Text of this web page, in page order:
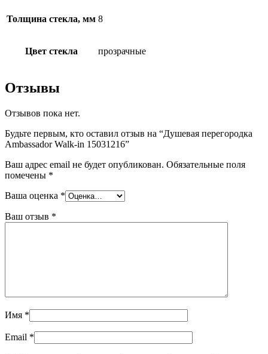
Толщина стекла, мм 8
Цвет стекла прозрачные
Отзывы
Отзывов пока нет.
Будьте первым, кто оставил отзыв на “Душевая перегородка
Ambassador Walk-in 15031216”
Ваш адрес email не будет опубликован. Обязательные поля
помечены *
Ваша оценка *
Ваш отзыв *
Имя *
Email *